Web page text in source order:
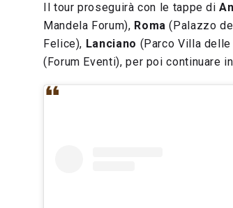
Il tour proseguirà con le tappe di
Mandela Forum), Roma (Palazzo
Felice), Lanciano (Parco Villa delle
(Forum Eventi), per poi continuare